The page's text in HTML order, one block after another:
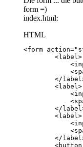
form =)
index.html:
HTML